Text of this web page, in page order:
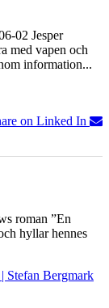
02 Jesper
med vapen och
information...
on Linked In
roman ”En
hyllar hennes
Stefan Bergmark